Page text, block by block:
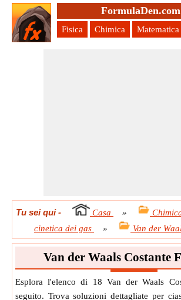
FormulaDen.com
Fisica Chimica Matematica
Tu sei qui- Casa »
cinetica dei gas
» Van der
Van der Waals Costante
Esplora l'elenco di 18 Van der Waals
seguito. Trova soluzioni dettagliate per